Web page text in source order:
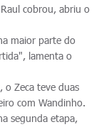
cobrou, abriu o
maior parte do
lamenta o
o Zeca teve duas
com Wandinho.
segunda etapa,